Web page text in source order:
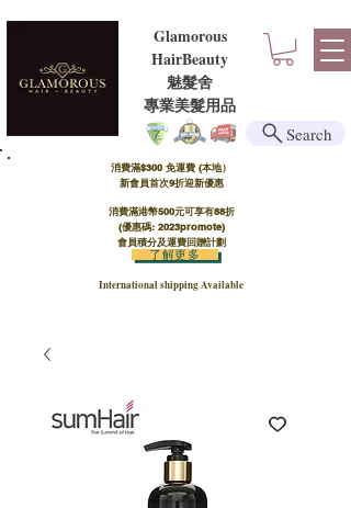
Glamorous
HairBeauty
魅髮舍
​​專業美髮用品
消費滿$300 免運費 (本地）​
新會員首次9折迎新優惠
消費滿港幣500元可享有88折
(優惠碼: 2023promote)
會員積分及運費回贈計劃
International shipping Available
了解更多
Search